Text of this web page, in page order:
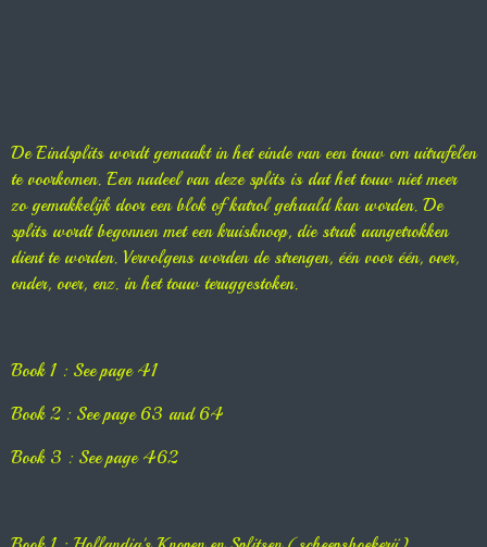
De Eindsplits wordt gemaakt in het einde van een touw om uitrafelen
te voorkomen. Een nadeel van deze splits is dat het touw niet meer
zo gemakkelijk door een blok of katrol gehaald kan worden. De
splits wordt begonnen met een kruisknoop, die strak aangetrokken
dient te worden. Vervolgens worden de strengen, één voor één, over,
onder, over, enz. in het touw teruggestoken.
Book 1 : See page 41
Book 2 : See page 63 and 64
Book 3 : See page 462